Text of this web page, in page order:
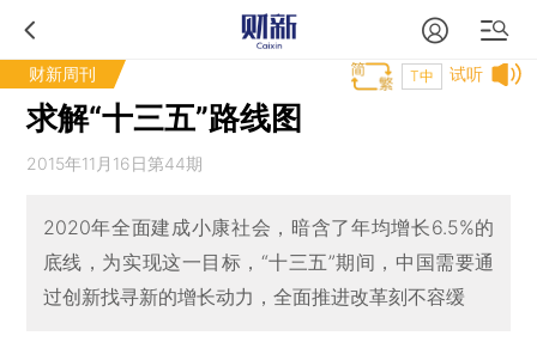
财新周刊 试听
T中
求解“十三五”路线图
2015年11月16日第44期
2020年全面建成小康社会，暗含了年均增长6.5%的
底线，为实现这一目标，“十三五”期间，中国需要通
过创新找寻新的增长动力，全面推进改革刻不容缓